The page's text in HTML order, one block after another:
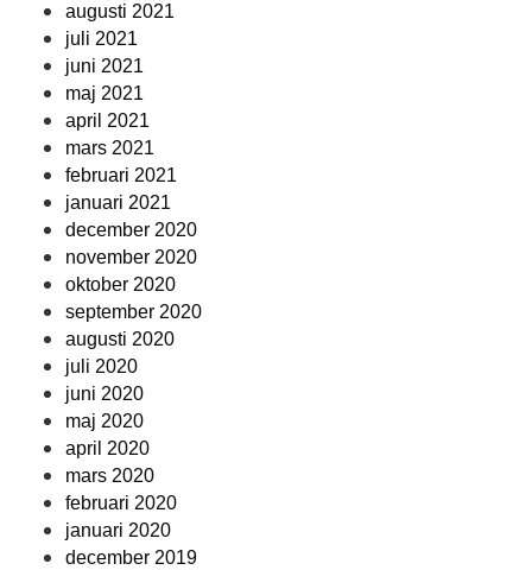
augusti 2021
juli 2021
juni 2021
maj 2021
april 2021
mars 2021
februari 2021
januari 2021
december 2020
november 2020
oktober 2020
september 2020
augusti 2020
juli 2020
juni 2020
maj 2020
april 2020
mars 2020
februari 2020
januari 2020
december 2019